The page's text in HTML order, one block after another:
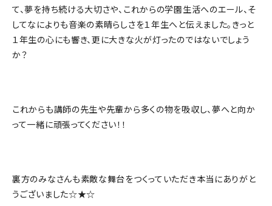
て、夢を持ち続ける大切さや、これからの学園生活へのエール、そ
してなによりも音楽の素晴らしさを１年生へと伝えました。きっと
１年生の心にも響き、更に大きな火が灯ったのではないでしょう
か？
これからも講師の先生や先輩から多くの物を吸収し、夢へと向か
って一緒に頑張ってください！！
裏方のみなさんも素敵な舞台をつくっていただき本当にありがと
うございました☆★☆